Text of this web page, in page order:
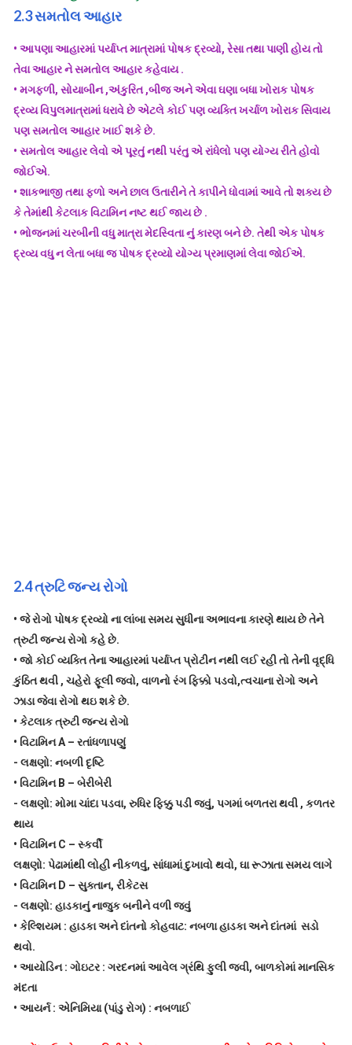
2.3સમતોલ આહાર
• આપણા આહારમાં પર્યાપ્ત માત્રામાં પોષક દ્રવ્યો, રેસા તથા પાણી હોય તો
તેવા આહાર ને સમતોલ આહાર કહેવાય .
• મગફળી, સોયાબીન ,અંકુરિત ,બીજ અને એવા ઘણા બધા ખોરાક પોષક
દ્રવ્ય વિપુલમાત્રામાં ધરાવે છે એટલે કોઈ પણ વ્યક્તિ ખર્ચાળ ખોરાક સિવાય
પણ સમતોલ આહાર ખાઈ શકે છે.
• સમતોલ આહાર લેવો એ પૂરતું નથી પરંતુ એ રાંધેલો પણ યોગ્ય રીતે હોવો
જોઈએ.
• શાકભાજી તથા ફળો અને છાલ ઉતારીને તે કાપીને ધોવામાં આવે તો શક્ય છે
કે તેમાંથી કેટલાક વિટામિન નષ્ટ થઈ જાય છે .
• ભોજનમાં ચરબીની વધુ માત્રા મેદસ્વિતા નું કારણ બને છે. તેથી એક પોષક
દ્રવ્ય વધુ ન લેતા બધા જ પોષક દ્રવ્યો યોગ્ય પ્રમાણમાં લેવા જોઈએ.
2.4ત્રુટિ જન્ય રોગો
• જે રોગો પોષક દ્રવ્યો ના લાંબા સમય સુધીના અભાવના કારણે થાય છે તેને
ત્રુટી જન્ય રોગો કહે છે.
• જો કોઈ વ્યક્તિ તેના આહારમાં પર્યાપ્ત પ્રોટીન નથી લઈ રહી તો તેની વૃદ્ધિ
કુંઠિત થવી , ચહેરો ફૂલી જવો, વાળનો રંગ ફિક્કો પડવો,ત્વચાના રોગો અને
ઝાડા જેવા રોગો થઇ શકે છે.
• કેટલાક ત્રુટી જન્ય રોગો
• વિટામિન A – રતાંધળાપણું
- લક્ષણો: નબળી દૃષ્ટિ
• વિટામિન B – બેરીબેરી
- લક્ષણો: મોમા ચાંદા પડવા, રુધિર ફિક્કુ પડી જવું, પગમાં બળતરા થવી , કળતર
થાય
• વિટામિન C – સ્કર્વી
લક્ષણો: પેઢામાંથી લોહી નીકળવું, સાંધામાં દુખાવો થવો, ઘા રૂઝાતા સમય લાગે
• વિટામિન D – સુક્તાન, રીકેટસ
- લક્ષણો: હાડકાનું નાજુક બનીને વળી જવું
• કેલ્શિયમ : હાડકા અને દાંતનો કોહવાટ: નબળા હાડકા અને દાંતમાં સડો
થવો.
• આયોડિન : ગોઇટર : ગરદનમાં આવેલ ગ્રંથિ ફુલી જવી, બાળકોમાં માનસિક
મંદતા
• આયર્ન : એનિમિયા (પાંડુ રોગ) : નબળાઈ